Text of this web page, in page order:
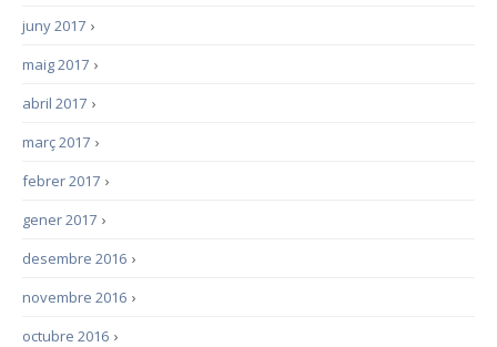
›
juny 2017
›
maig 2017
›
abril 2017
›
març 2017
›
febrer 2017
›
gener 2017
›
desembre 2016
›
novembre 2016
›
octubre 2016